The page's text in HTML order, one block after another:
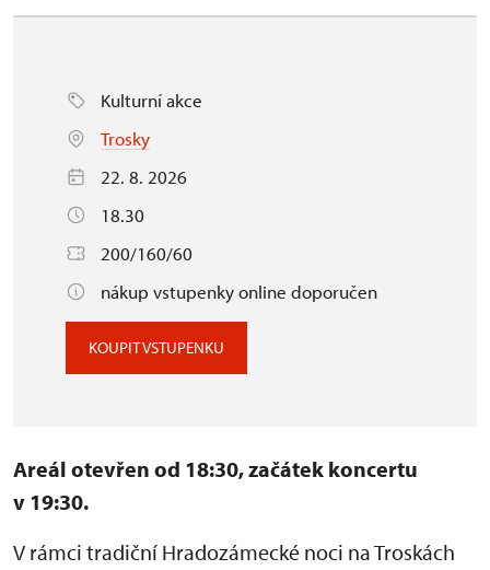
Kulturní akce
Trosky
22. 8. 2026
18.30
200/160/60
nákup vstupenky online doporučen
KOUPIT VSTUPENKU
Areál otevřen od 18:30, začátek koncertu
v 19:30.
V rámci tradiční Hradozámecké noci na Troskách